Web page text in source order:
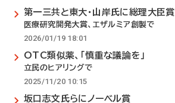
第一三共と東大・山岸氏に総理大臣賞
医療研究開発大賞、エザルミア創製で
2026/01/19 18:01
OTC類似薬、「慎重な議論を」
立民のヒアリングで
2025/11/20 10:15
坂口志文氏らにノーベル賞